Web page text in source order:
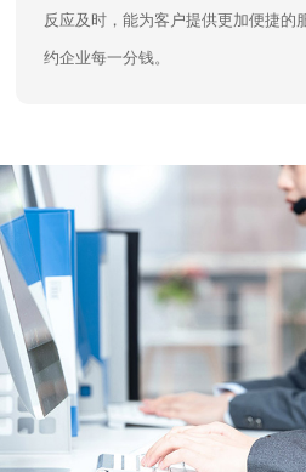
反应及时，能为客户提供更加便捷的
约企业每一分钱。